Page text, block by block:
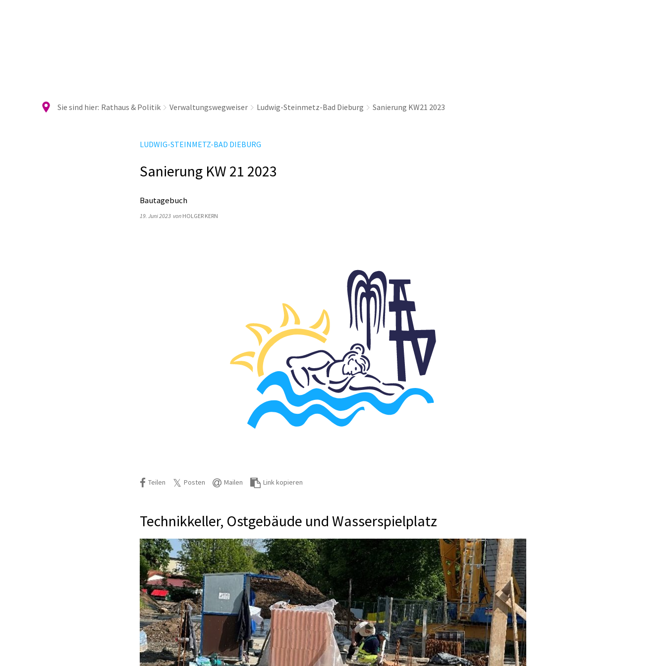
Sie sind hier: Rathaus & Politik Verwaltungswegweiser Ludwig-Steinmetz-Bad Dieburg Sanierung KW21 2023
LUDWIG-STEINMETZ-BAD DIEBURG
Sanierung KW 21 2023
Bautagebuch
19. Juni 2023 von HOLGER KERN
Teilen Posten Mailen Link kopieren
Technikkeller, Ostgebäude und Wasserspielplatz